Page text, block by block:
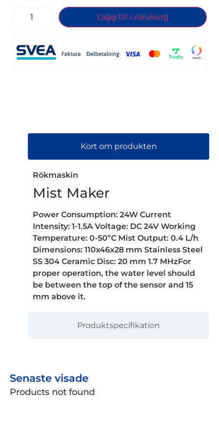
Lägg till i varukorg
Kort om produkten
Produktspecifikation
Rökmaskin
Mist Maker
Power Consumption: 24W Current
Intensity: 1-1.5A Voltage: DC 24V Working
Temperature: 0-50ºC Mist Output: 0.4 L/h
Dimensions: 110x46x28 mm Stainless Steel
SS 304 Ceramic Disc: 20 mm 1.7 MHzFor
proper operation, the water level should
be between the top of the sensor and 15
mm above it.
Senaste visade
Products not found